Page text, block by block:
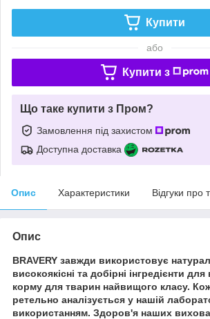
Купити
або
Купити з
Що таке купити з Пром?
Замовлення під захистом
Доступна доставка
Опис Характеристики Відгуки про
Опис
BRAVERY завжди використовує
високоякісні та добірні інгредієнти
корму для тварин найвищого класу.
ретельно аналізується у нашій
використанням. Здоров'я наших